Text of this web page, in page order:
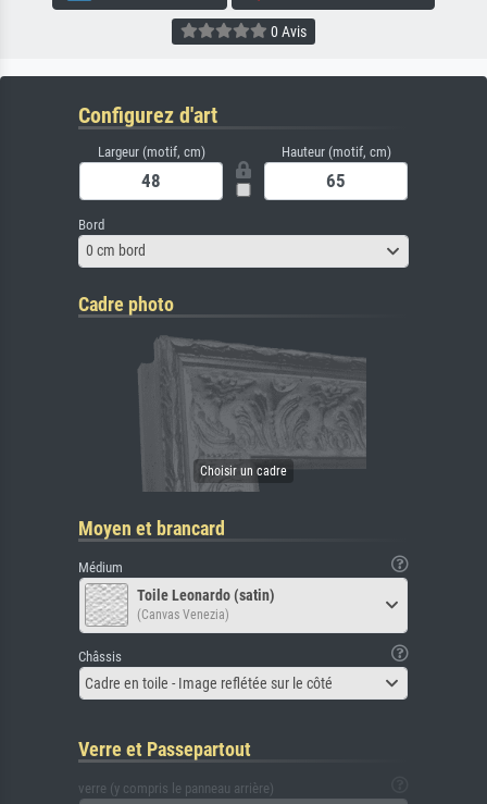
0 Avis
Configurez d'art
Largeur (motif, cm) Hauteur (motif, cm)
Bord
0 cm bord
Cadre photo
Moyen et brancard
Médium
Toile Leonardo (satin)
(Canvas Venezia)
Châssis
Cadre en toile - Image reflétée sur le côté
Verre et Passepartout
verre (y compris le panneau arrière)